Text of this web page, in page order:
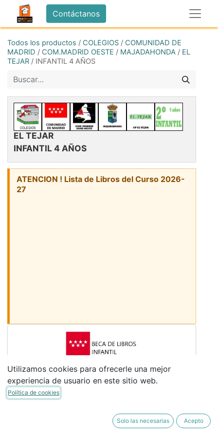
Contáctanos
Todos los productos / COLEGIOS / COMUNIDAD DE
MADRID / COM.MADRID OESTE / MAJADAHONDA / EL
TEJAR / INFANTIL 4 AÑOS
EL TEJAR
INFANTIL 4 AÑOS
ATENCION ! Lista de Libros del Curso 2026-
27
LIBROS COMUNES
Desmarca los libros que no necesites. (Si
tienes Beca de Libros de Infantil, desmarca
los libros "BECA DE LIBROS")
Sigue bajando para ver más libros
Utilizamos cookies para ofrecerle una mejor
experiencia de usuario en este sitio web.
Política de cookies
Solo las necesarias Acepto